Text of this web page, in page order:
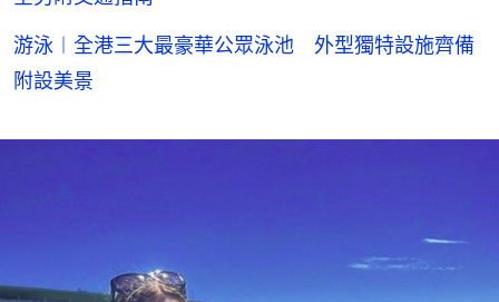
游泳︱全港三大最豪華公眾泳池 外型獨特設施齊備
附設美景